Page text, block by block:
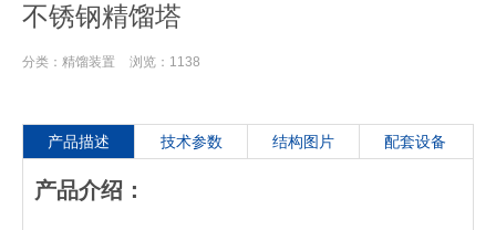
不锈钢精馏塔
分类： 精馏装置 浏览： 1138
产品描述 技术参数 结构图片 配套设备
产品介绍：